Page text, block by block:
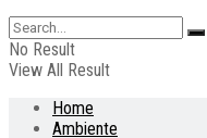
No Result
View All Result
Home
Ambiente